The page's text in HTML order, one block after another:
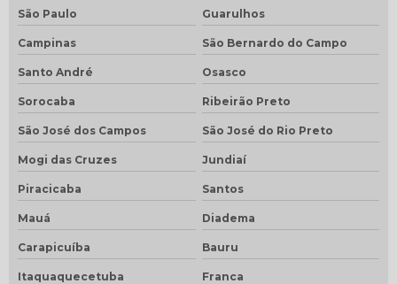
São Paulo Guarulhos
Campinas São Bernardo do Campo
Santo André Osasco
Sorocaba Ribeirão Preto
São José dos Campos São José do Rio Preto
Mogi das Cruzes Jundiaí
Piracicaba Santos
Mauá Diadema
Carapicuíba Bauru
Itaquaquecetuba Franca